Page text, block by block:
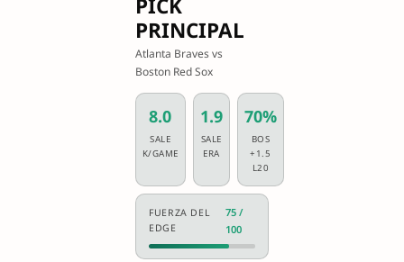
PICK
PRINCIPAL
Atlanta Braves vs
Boston Red Sox
8.0
SALE
K/GAME
1.9
SALE
ERA
70%
BOS
+1.5
L20
FUERZA DEL
EDGE
75 /
100